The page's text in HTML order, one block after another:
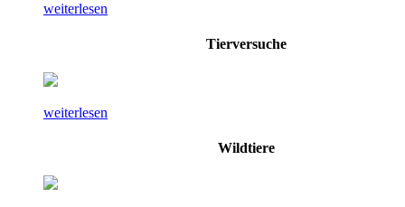
weiterlesen
Tierversuche
weiterlesen
Wildtiere